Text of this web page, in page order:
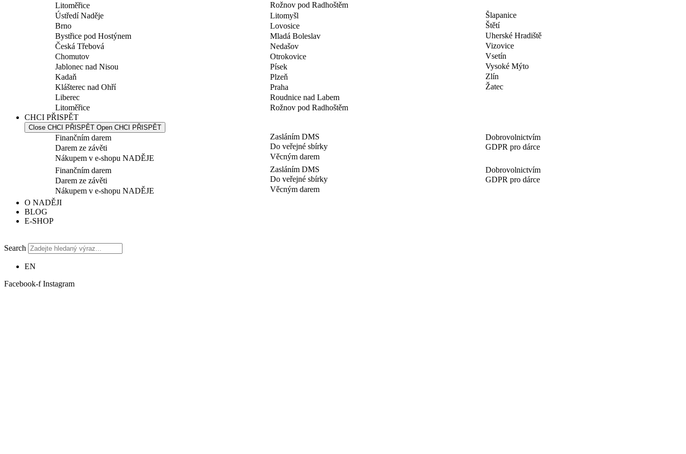
Litoměřice
Rožnov pod Radhoštěm
Ústředí Naděje
Brno
Bystřice pod Hostýnem
Česká Třebová
Chomutov
Jablonec nad Nisou
Kadaň
Klášterec nad Ohří
Liberec
Litoměřice
Litomyšl
Lovosice
Mladá Boleslav
Nedašov
Otrokovice
Písek
Plzeň
Praha
Roudnice nad Labem
Rožnov pod Radhoštěm
Šlapanice
Štětí
Uherské Hradiště
Vizovice
Vsetín
Vysoké Mýto
Zlín
Žatec
CHCI PŘISPĚT
Close CHCI PŘISPĚT Open CHCI PŘISPĚT
Finančním darem
Darem ze závěti
Nákupem v e-shopu NADĚJE
Zasláním DMS
Do veřejné sbírky
Věcným darem
Dobrovolnictvím
GDPR pro dárce
Finančním darem
Darem ze závěti
Nákupem v e-shopu NADĚJE
Zasláním DMS
Do veřejné sbírky
Věcným darem
Dobrovolnictvím
GDPR pro dárce
O NADĚJI
BLOG
E-SHOP
Search
EN
Facebook-f Instagram